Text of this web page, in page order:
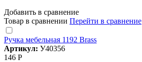
Добавить в сравнение
Товар в сравнении Перейти в сравнение
Ручка мебельная 1192 Brass
Артикул: У40356
146 Р